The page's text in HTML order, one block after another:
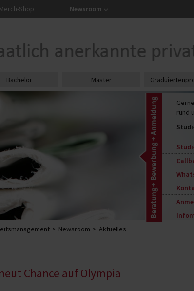
rund
Merch-Shop Newsroom
Bachelor Master
Newsroom Aktuelles
Chance auf Olympia